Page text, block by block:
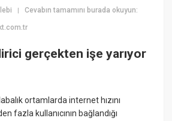
|Cevabın tamamını burada okuyun:
gerçekten işe yarıyor
ortamlarda internet hızını
fazla kullanıcının bağlandığı